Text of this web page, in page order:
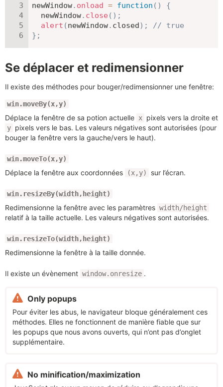
newWindow. onload = function ( )
{
  newWindow
. close ( ) ;
alert (newWindow. closed) ;
// true
} ;
Se déplacer et redimensionner
Il existe des méthodes pour bouger/redimensionner une fenêtre:
win.moveBy(x,y)
Déplace la fenêtre de sa potion actuelle x pixels vers la droite et
y pixels vers le bas. Les valeurs négatives sont autorisées (pour
bouger la fenêtre vers la gauche/vers le haut).
win.moveTo(x,y)
Déplace la fenêtre aux coordonnées (x,y) sur l’écran.
win.resizeBy(width,height)
Redimensionne la fenêtre avec les paramètres width/height
relatif à la taille actuelle. Les valeurs négatives sont autorisées.
win.resizeTo(width,height)
Redimensionne la fenêtre à la taille donnée.
Il existe un évènement window.onresize .
Only popups
Pour éviter les abus, le navigateur bloque généralement ces
méthodes. Elles ne fonctionnent de manière fiable que sur
les popups que nous avons ouverts, qui n’ont pas d’onglet
supplémentaire.
No minification/maximization